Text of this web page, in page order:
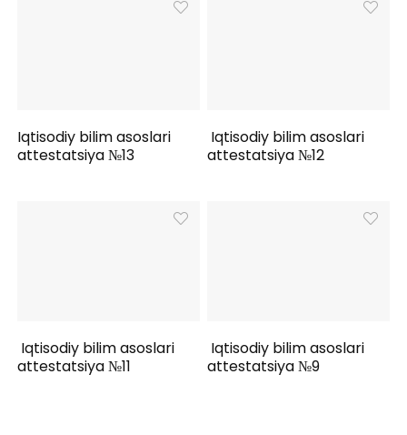
Iqtisodiy bilim asoslari
attestatsiya №13
Iqtisodiy bilim asoslari
attestatsiya №12
Iqtisodiy bilim asoslari
attestatsiya №11
Iqtisodiy bilim asoslari
attestatsiya №9